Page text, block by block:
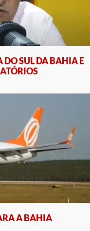
DO SUL DA BAHIA E
A BAHIA